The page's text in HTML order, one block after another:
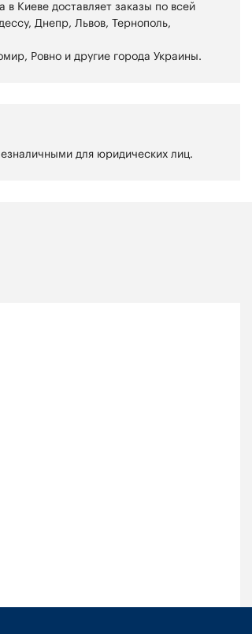
в Киеве доставляет заказы по всей
Днепр, Львов, Тернополь,
Ровно и другие города Украины.
для юридических лиц.